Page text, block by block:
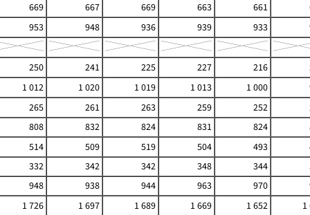
669 667 669 663 661
953 948 936 939 933
250 241 225 227 216
1 012 1 020 1 019 1 013 1 000
265 261 263 259 252
808 832 824 831 824
514 509 519 504 493
332 342 342 348 344
948 938 944 963 970
1 726 1 697 1 689 1 669 1 652
1